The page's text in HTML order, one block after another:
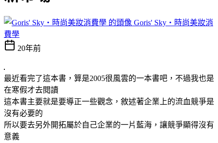
Goris' Sky‧時尚美妝消
費學
20年前
最近看完了這本書，算是2005很風雲的一本書吧，不過我也是
在寒假才去閱讀
這本書主要就是要導正一些觀念，敘述著企業上的流血競爭是
沒有必要的
所以要去另外開拓屬於自己企業的一片藍海，讓競爭顯得沒有
意義